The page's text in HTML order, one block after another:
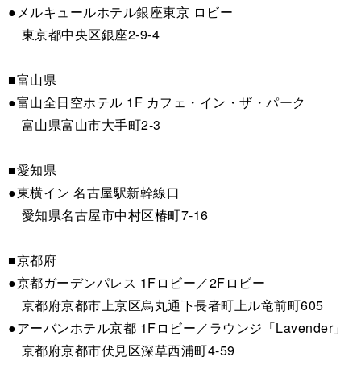
●メルキュールホテル銀座東京 ロビー
東京都中央区銀座2-9-4
■富山県
●富山全日空ホテル 1F カフェ・イン・ザ・パーク
富山県富山市大手町2-3
■愛知県
●東横イン 名古屋駅新幹線口
愛知県名古屋市中村区椿町7-16
■京都府
●京都ガーデンパレス 1Fロビー／2Fロビー
京都府京都市上京区烏丸通下長者町上ル竜前町605
●アーバンホテル京都 1Fロビー／ラウンジ「Lavender」
京都府京都市伏見区深草西浦町4-59